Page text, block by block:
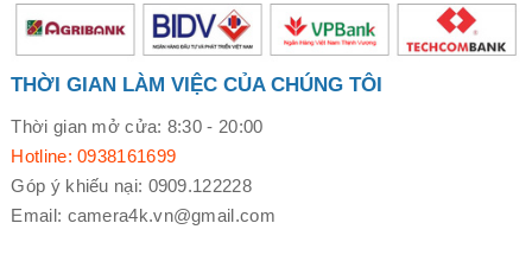
THỜI GIAN LÀM VIỆC CỦA CHÚNG TÔI
Thời gian mở cửa: 8:30 - 20:00
Hotline: 0938161699
Góp ý khiếu nại: 0909.122228
Email: camera4k.vn@gmail.com